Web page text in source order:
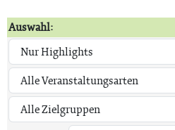
Auswahl: